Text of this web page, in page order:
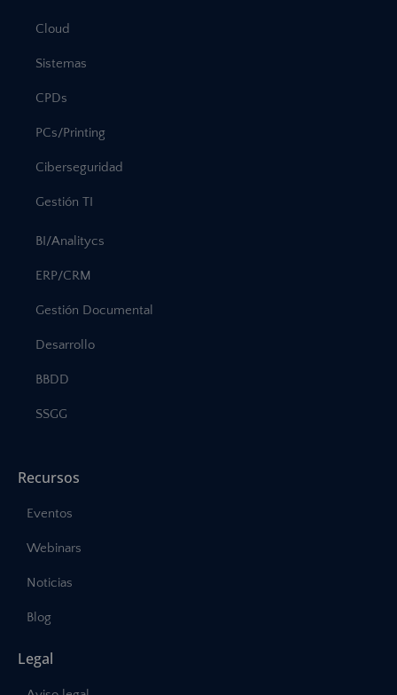
Cloud
Sistemas
CPDs
PCs/Printing
Ciberseguridad
Gestión TI
BI/Analitycs
ERP/CRM
Gestión Documental
Desarrollo
BBDD
SSGG
Recursos
Eventos
Webinars
Noticias
Blog
Legal